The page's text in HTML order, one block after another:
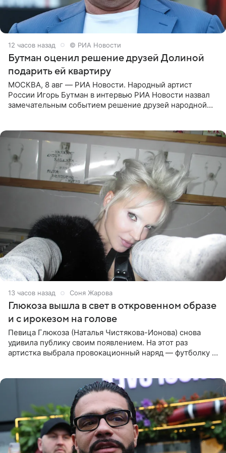
12 часов назад © РИА Новости
Бутман оценил решение друзей Долиной
подарить ей квартиру
МОСКВА, 8 авг — РИА Новости. Народный артист
России Игорь Бутман в интервью РИА Новости назвал
замечательным событием решение друзей народной
13 часов назад Соня Жарова
Глюкоза вышла в свет в откровенном образе
и с ирокезом на голове
Певица Глюкоза (Наталья Чистякова-Ионова) снова
удивила публику своим появлением. На этот раз
артистка выбрала провокационный наряд — футболку с